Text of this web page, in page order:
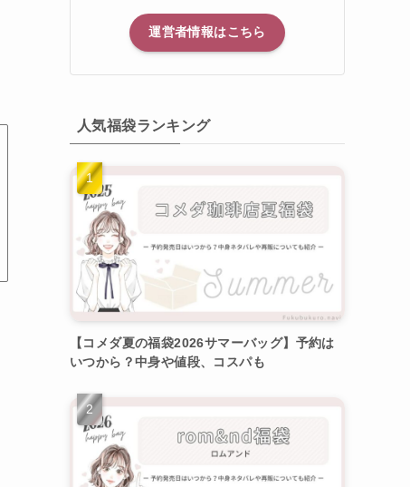
運営者情報はこちら
人気福袋ランキング
【コメダ夏の福袋2026サマーバッグ】予約は
いつから？中身や値段、コスパも